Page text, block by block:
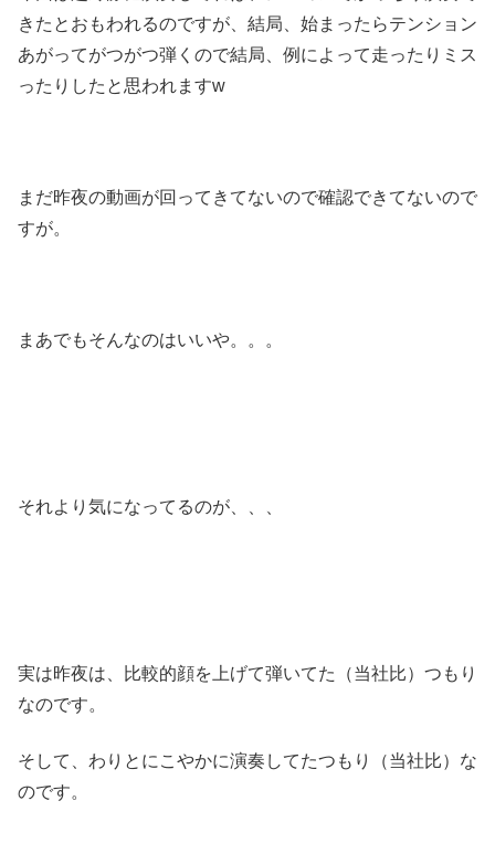
きたとおもわれるのですが、結局、始まったらテンション
あがってがつがつ弾くので結局、例によって走ったりミス
ったりしたと思われますw
まだ昨夜の動画が回ってきてないので確認できてないので
すが。
まあでもそんなのはいいや。。。
それより気になってるのが、、、
実は昨夜は、比較的顔を上げて弾いてた（当社比）つもり
なのです。
そして、わりとにこやかに演奏してたつもり（当社比）な
のです。